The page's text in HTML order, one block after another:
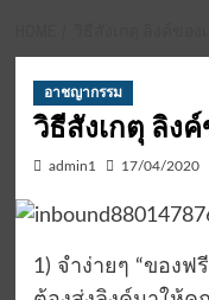
อาชญากรรม
วิธีสังเกตุ ลิง
admin1 17/04/2020
1) จำง่ายๆ “ของ